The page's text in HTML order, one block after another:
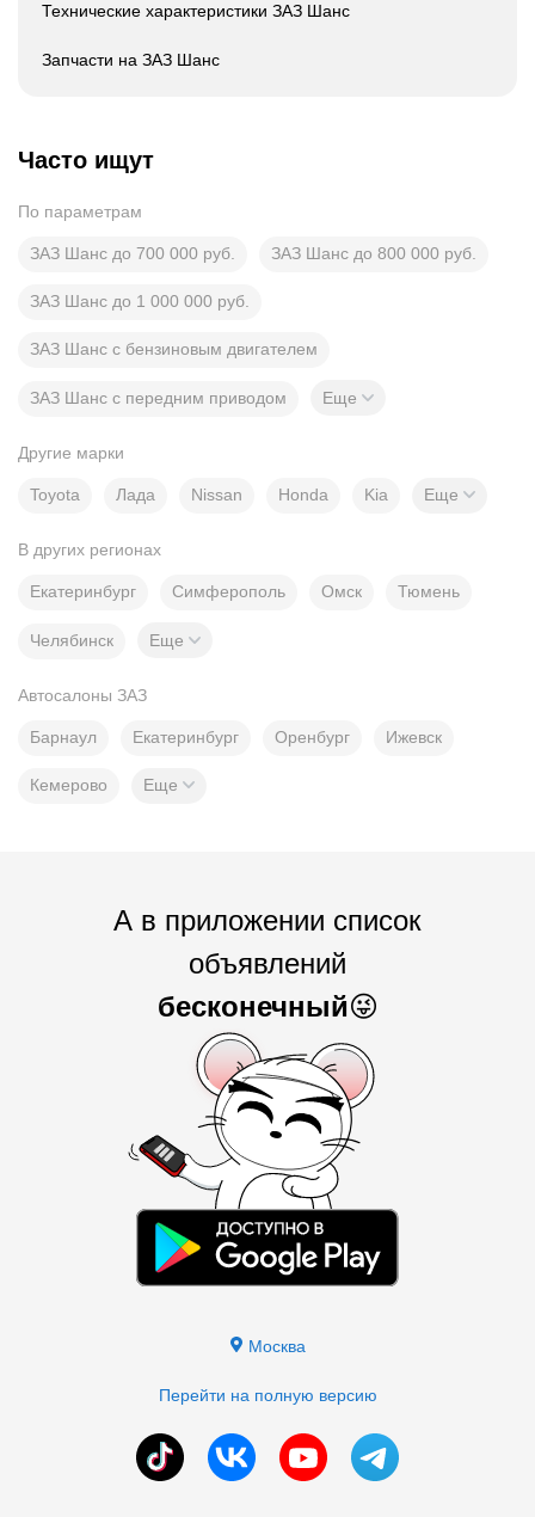
Технические характеристики ЗАЗ Шанс
Запчасти на ЗАЗ Шанс
Часто ищут
По параметрам
ЗАЗ Шанс до 700 000 руб. ЗАЗ Шанс до 800 000 руб.
ЗАЗ Шанс до 1 000 000 руб.
ЗАЗ Шанс с бензиновым двигателем
ЗАЗ Шанс с передним приводом Еще
Другие марки
Toyota Лада Nissan Honda Kia Еще
В других регионах
Екатеринбург Симферополь Омск Тюмень
Челябинск Еще
Автосалоны ЗАЗ
Барнаул Екатеринбург Оренбург Ижевск
Кемерово Еще
А в приложении список
объявлений
бесконечный😜
Москва
Перейти на полную версию